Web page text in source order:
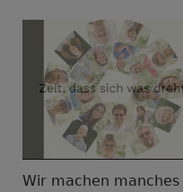
Wir machen